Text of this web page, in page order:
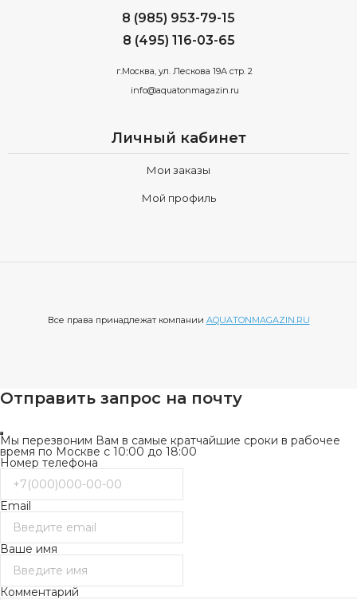
8 (985) 953-79-15
8 (495) 116-03-65
г.Москва, ул. Лескова 19А стр. 2
info@aquatonmagazin.ru
Личный кабинет
Мои заказы
Мой профиль
Все права принадлежат компании AQUATONMAGAZIN.RU
Отправить запрос на почту
Мы перезвоним Вам в самые кратчайшие сроки в рабочее
время по Москве с 10:00 до 18:00
Номер телефона
Email
Ваше имя
Комментарий